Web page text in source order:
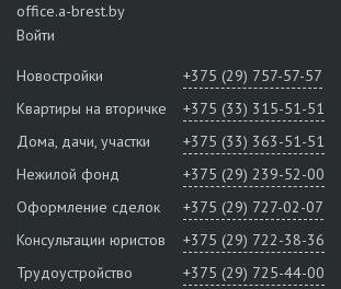
office.a-brest.by
Войти
Новостройки
+375 (29) 757-57-57
Квартиры на вторичке
+375 (33) 315-51-51
Дома, дачи, участки
+375 (33) 363-51-51
Нежилой фонд
+375 (29) 239-52-00
Оформление сделок
+375 (29) 727-02-07
Консультации юристов
+375 (29) 722-38-36
Трудоустройство
+375 (29) 725-44-00